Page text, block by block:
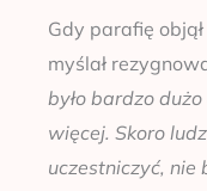
Gdy parafię objął
myślał
było bardzo
więcej. Skoro
uczestniczyć, nie